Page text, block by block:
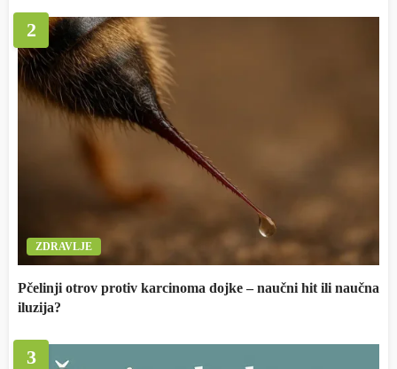
2
ZDRAVLJE
Pčelinji otrov protiv karcinoma dojke – naučni hit ili naučna
iluzija?
3